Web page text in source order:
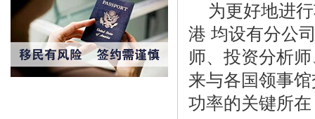
为更好地进行
港 均设有分公
师、投资分析
来与各国领事
功率的关键所